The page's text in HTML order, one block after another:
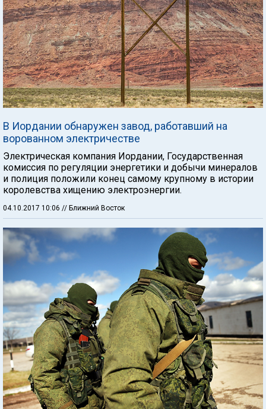
В Иордании обнаружен завод, работавший на
ворованном электричестве
Электрическая компания Иордании, Государственная
комиссия по регуляции энергетики и добычи минералов
и полиция положили конец самому крупному в истории
королевства хищению электроэнергии.
04.10.2017 10:06 // Ближний Восток